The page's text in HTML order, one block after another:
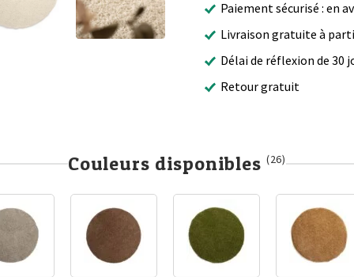
Paiement sécurisé : en
Livraison gratuite à
Délai de réflexion de 30
Retour gratuit
Couleurs disponibles (26)